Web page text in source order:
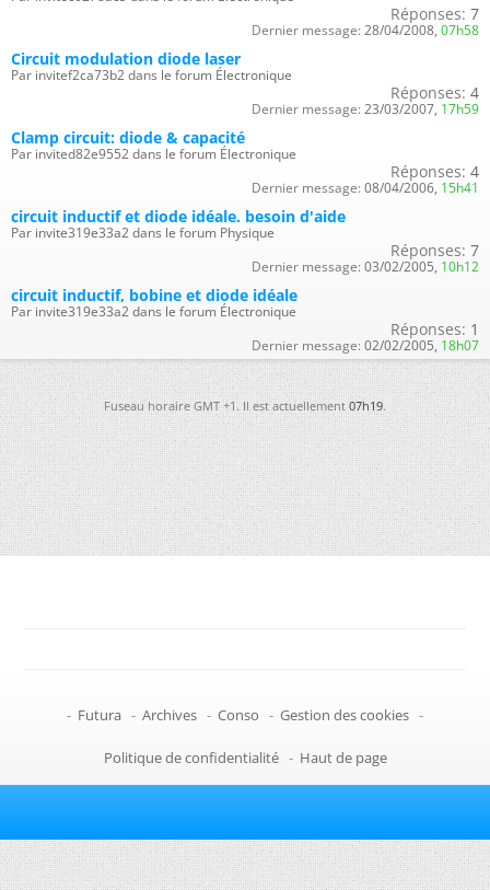
Réponses: 7
Dernier message: 28/04/2008, 07h58
Circuit modulation diode laser
Par invitef2ca73b2 dans le forum Électronique
Réponses: 4
Dernier message: 23/03/2007, 17h59
Clamp circuit: diode & capacité
Par invited82e9552 dans le forum Électronique
Réponses: 4
Dernier message: 08/04/2006, 15h41
circuit inductif et diode idéale. besoin d'aide
Par invite319e33a2 dans le forum Physique
Réponses: 7
Dernier message: 03/02/2005, 10h12
circuit inductif, bobine et diode idéale
Par invite319e33a2 dans le forum Électronique
Réponses: 1
Dernier message: 02/02/2005, 18h07
Fuseau horaire GMT +1. Il est actuellement07h19.
- Futura - Archives - Conso - Gestion des cookies -
Politique de confidentialité - Haut de page